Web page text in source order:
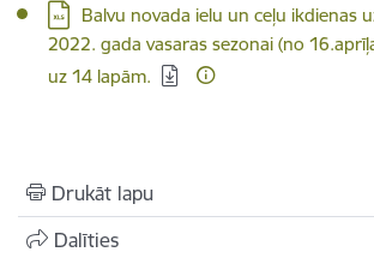
Lejupielādēt:
Balvu novada ielu un ceļu ikdienas
2022. gada vasaras sezonai (no
uz 14 lapām.
Drukāt lapu
Dalīties